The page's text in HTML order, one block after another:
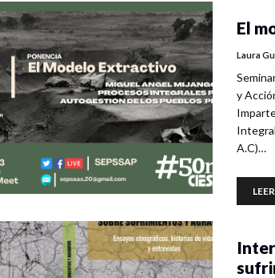
El
Laura
y
A.C)…